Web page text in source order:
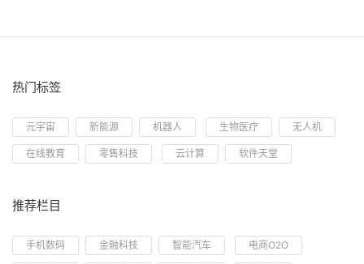
热门标签
元宇宙 新能源 机器人 生物医疗 无人机
在线教育 零售科技 云计算 软件天堂
推荐栏目
手机数码 金融科技 智能汽车 电商O2O